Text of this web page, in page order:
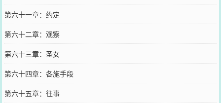
第六十一章：约定
第六十二章：观察
第六十三章：圣女
第六十四章：各施手段
第六十五章：往事